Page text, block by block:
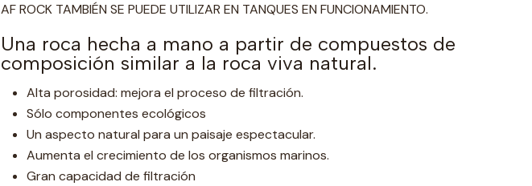
AF ROCK TAMBIÉN SE PUEDE UTILIZAR EN TANQUES EN FUNCIONAMIENTO.
Una roca hecha a mano a partir de compuestos de
composición similar a la roca viva natural.
Alta porosidad: mejora el proceso de filtración.
Sólo componentes ecológicos
Un aspecto natural para un paisaje espectacular.
Aumenta el crecimiento de los organismos marinos.
Gran capacidad de filtración